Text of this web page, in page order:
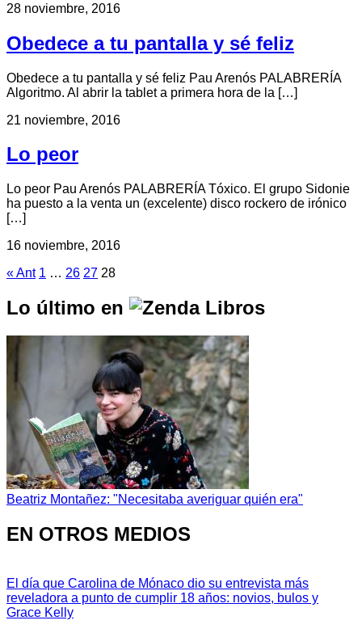
28 noviembre, 2016
Obedece a tu pantalla y sé feliz
Obedece a tu pantalla y sé feliz Pau Arenós PALABRERÍA
Algoritmo. Al abrir la tablet a primera hora de la […]
21 noviembre, 2016
Lo peor
Lo peor Pau Arenós PALABRERÍA Tóxico. El grupo Sidonie
ha puesto a la venta un (excelente) disco rockero de irónico
[…]
16 noviembre, 2016
« Ant 1 … 26 27 28
Lo último en
Beatriz Montañez: "Necesitaba averiguar quién era"
EN OTROS MEDIOS
El día que Carolina de Mónaco dio su entrevista más
reveladora a punto de cumplir 18 años: novios, bulos y
Grace Kelly